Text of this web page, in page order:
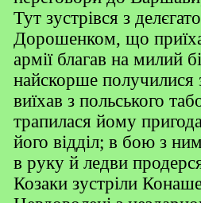
Тут зустрівся з
Дорошенком, що
армії благав на милий
найскорше
виїхав з польського
трапилася йому
його відділ; в бою з
в руку й ледви
Козаки зустріли